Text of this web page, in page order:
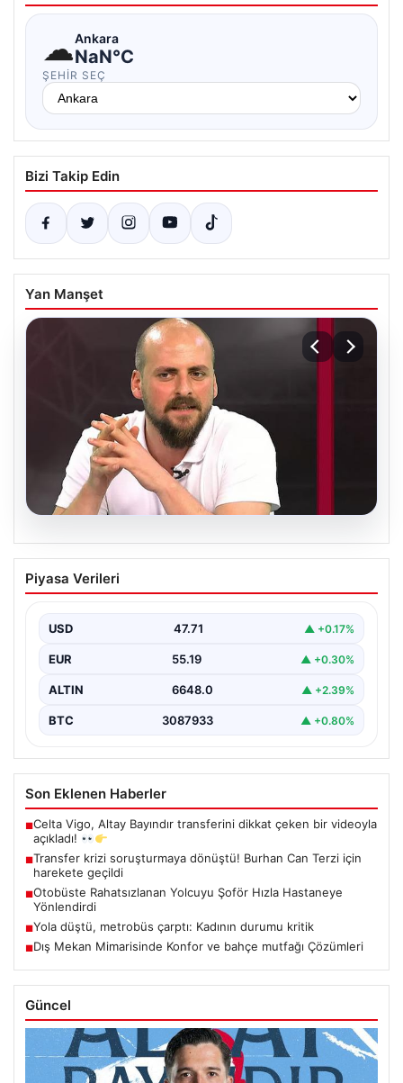
☁Ankara
NaN°C
ŞEHIR SEÇ
Bizi Takip Edin
Yan Manşet
06.08.2026
Transfer krizi soruşturmaya dönüştü!
Burhan Can Terzi için harekete geçildi
Piyasa Verileri
USD 47.71 ▲ +0.17%
EUR 55.19 ▲ +0.30%
ALTIN 6648.0 ▲ +2.39%
BTC 3087933 ▲ +0.80%
Son Eklenen Haberler
■Celta Vigo, Altay Bayındır transferini dikkat çeken bir videoyla
açıkladı!
■Transfer krizi soruşturmaya dönüştü! Burhan Can Terzi için
harekete geçildi
■Otobüste Rahatsızlanan Yolcuyu Şoför Hızla Hastaneye
Yönlendirdi
■Yola düştü, metrobüs çarptı: Kadının durumu kritik
■Dış Mekan Mimarisinde Konfor ve bahçe mutfağı Çözümleri
Güncel